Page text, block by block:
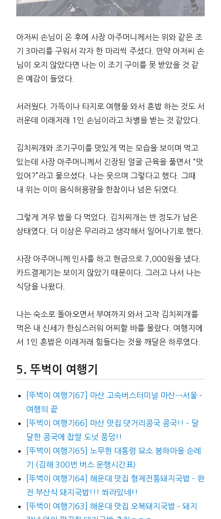
아저씨 손님이 온 후에 사장 아주머니께서는 위와 같은 조
기 3마리를 구워서 각자 한 마리씩 주셨다. 만약 아저씨 손
님이 오지 않았다면 나는 이 조기 구이를 못 받았을 것 같
은 예감이 들었다.
서러웠다. 가뜩이나 타지로 여행을 와서 혼밥 하는 것도 서
러운데 이래저래 1인 손님이라고 차별을 받는 것 같았다.
김치찌개와 조기구이를 맛있게 먹는 모습을 보이며 먹고
있는데 사장 아주머니께서 긴장된 얼굴 근육을 풀면서 “맛
있어?”라고 물으셨다. 나는 웃으며 그렇다고 했다. 그때
내 위는 이미 음식허용량을 한참이나 넘은 뒤였다.
그렇게 겨우 밥을 다 먹었다. 김치찌개는 반 정도가 남은
상태였다. 더 이상은 무리라고 생각해서 일어나기로 했다.
사장 아주머니께 인사를 하고 현금으로 7,000원을 냈다.
카드결제기는 보이지 않았기 때문이다. 그러고 나서 나는
식당을 나왔다.
나는 숙소로 돌아오면서 부여까지 와서 고작 김치찌개를
먹은 내 신세가 한심스러워 어찌할 바를 몰랐다. 여행지에
서 1인 혼밥은 이래저래 힘들다는 것을 깨달은 하루였다.
뚜벅이 여행기
[뚜벅이 여행기67] 마산 고속버스터미널 마산→서울 –
여행의 끝
[뚜벅이 여행기66] 마산 맛집 댓거리콩국 콩국!! – 달
달한 콩국에 찹쌀 도넛 풍덩!!
[뚜벅이 여행기65] 노무현 대통령 묘소 봉하마을 순례
기 (김해 300번 버스 운행시간표)
[뚜벅이 여행기64] 해운대 맛집 형제전통돼지국밥 – 완
전 부산식 돼지국밥!!! 쏴라있네!!
[뚜벅이 여행기63] 해운대 맛집 오복돼지국밥 – 돼지